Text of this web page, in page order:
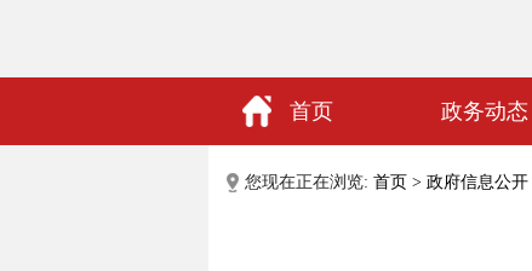
首页 政务动态
政民互动
您现在正在浏览: 首页 > 政府信息公开